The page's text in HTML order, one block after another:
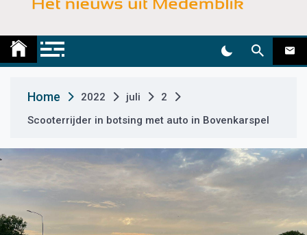
e
t
Medemblik Actueel
Home 2022 juli
2
Scooterrijder in botsing met auto in Bovenkarspel